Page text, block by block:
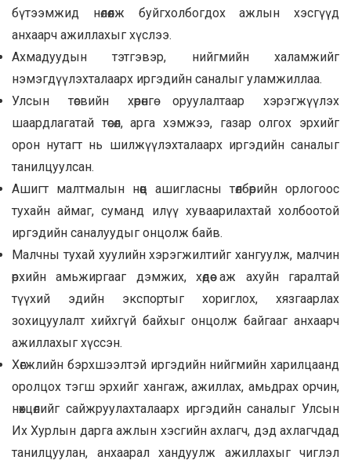
бүтээмжид нөлөөлж буйгхолбогдох ажлын хэсгүүд
анхаарч ажиллахыг хүслээ.
Ахмадуудын тэтгэвэр, нийгмийн халамжийг
нэмэгдүүлэхталаарх иргэдийн саналыг уламжиллаа.
Улсын төсвийн хөрөнгө оруулалтаар хэрэгжүүлэх
шаардлагатай төсөл, арга хэмжээ, газар олгох эрхийг
орон нутагт нь шилжүүлэхталаарх иргэдийн саналыг
танилцуулсан.
Ашигт малтмалын нөөц ашигласны төлбөрийн орлогоос
тухайн аймаг, суманд илүү хуваарилахтай холбоотой
иргэдийн саналуудыг онцолж байв.
Малчны тухай хуулийн хэрэгжилтийг хангуулж, малчин
өрхийн амьжиргааг дэмжих, хөдөө аж ахуйн гаралтай
түүхий эдийн экспортыг хориглох, хязгаарлах
зохицуулалт хийхгүй байхыг онцолж байгааг анхаарч
ажиллахыг хүссэн.
Хөгжлийн бэрхшээлтэй иргэдийн нийгмийн харилцаанд
оролцох тэгш эрхийг хангаж, ажиллах, амьдрах орчин,
нөхцөлийг сайжруулахталаарх иргэдийн саналыг Улсын
Их Хурлын дарга ажлын хэсгийн ахлагч, дэд ахлагчдад
танилцуулан, анхаарал хандуулж ажиллахыг чиглэл